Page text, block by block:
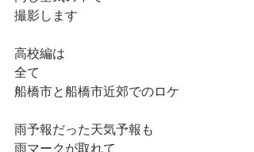
撮影します
高校編は
全て
船橋市と船橋市近郊でのロケ
雨予報だった天気予報も
雨マークが取れて